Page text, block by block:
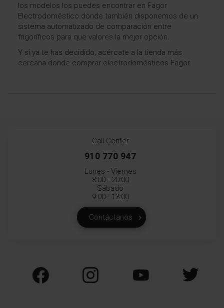
los modelos los puedes encontrar en Fagor
Electrodoméstico donde también disponemos de un
sistema automatizado de comparación entre
frigoríficos para que valores la mejor opción.
Y si ya te has decidido, acércate a la tienda más
cercana donde comprar electrodomésticos Fagor.
Call Center
910 770 947
Lunes - Viernes
8:00 - 20:00
Sábado
9:00 - 13:00
Contáctanos